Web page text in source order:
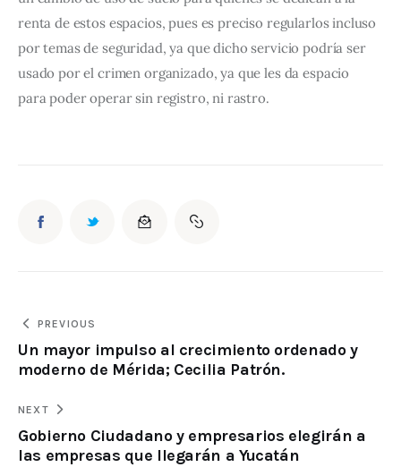
renta de estos espacios, pues es preciso regularlos incluso
por temas de seguridad, ya que dicho servicio podría ser
usado por el crimen organizado, ya que les da espacio
para poder operar sin registro, ni rastro.
PREVIOUS
Un mayor impulso al crecimiento ordenado y
moderno de Mérida; Cecilia Patrón.
NEXT
Gobierno Ciudadano y empresarios elegirán a
las empresas que llegarán a Yucatán